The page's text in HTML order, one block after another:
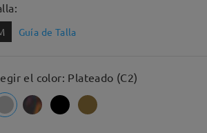
Guía de Talla
el color: Plateado (C2)